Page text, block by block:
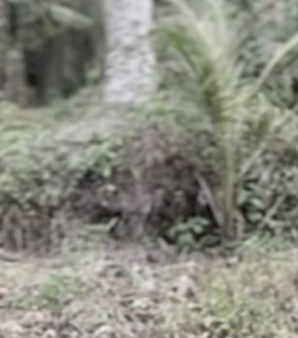
Konsumsi Bunga Telang Selama 30
Hari
Mei 24, 2024